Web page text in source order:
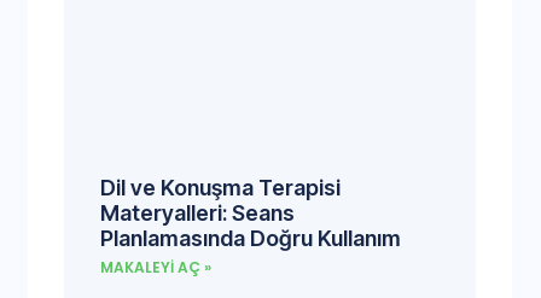
Dil ve Konuşma Terapisi
Materyalleri: Seans
Planlamasında Doğru Kullanım
MAKALEYI AÇ »